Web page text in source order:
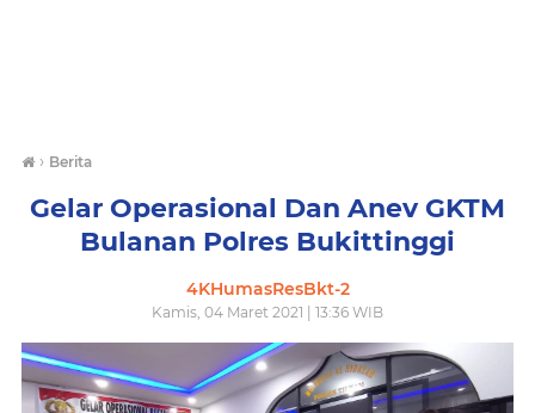
› Berita
Gelar Operasional Dan Anev GKTM
Bulanan Polres Bukittinggi
4KHumasResBkt-2
Kamis, 04 Maret 2021 | 13:36 WIB